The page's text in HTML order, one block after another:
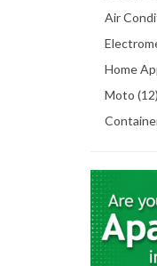
Air
Home
Moto (12)